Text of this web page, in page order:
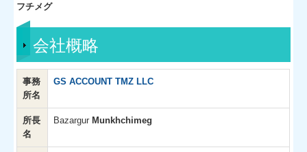
フチメグ
会社概略
事務
所名
GS ACCOUNT TMZ LLC
所長
名
Bazargur Munkhchimeg